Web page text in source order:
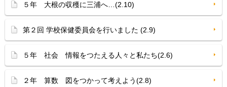
５年 大根の収穫に三浦へ…(2.10)
第２回 学校保健委員会を行いました (2.9)
５年 社会 情報をつたえる人々と私たち(2.6)
２年 算数 図をつかって考えよう(2.8)